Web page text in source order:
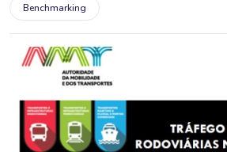
Benchmarking